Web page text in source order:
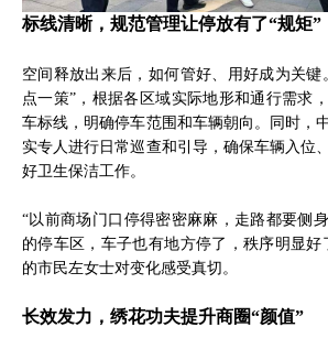
标线清晰，规范管理让停放有了“规矩”
空间释放出来后，如何管好、用好成为关键
点一策”，根据各区域实际地形和通行需求
车标线，明确停车范围和车辆朝向。同时，
实专人进行日常巡查和引导，确保车辆入位
好卫生保洁工作。
“以前商场门口停得密密麻麻，走路都要侧
的停车区，车子也有地方停了，秩序明显好
的市民左女士对变化感受真切。
长效发力，绣花功夫提升商圈“颜值”